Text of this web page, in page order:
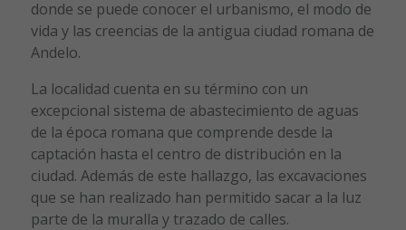
donde se puede conocer el urbanismo, el modo de
vida y las creencias de la antigua ciudad romana de
Andelo.
La localidad cuenta en su término con un
excepcional sistema de abastecimiento de aguas
de la época romana que comprende desde la
captación hasta el centro de distribución en la
ciudad. Además de este hallazgo, las excavaciones
que se han realizado han permitido sacar a la luz
parte de la muralla y trazado de calles.